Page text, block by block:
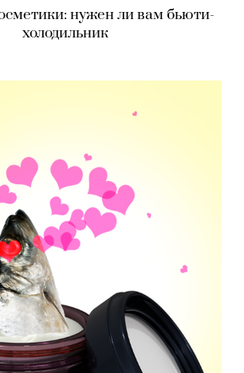
нужен ли вам бьюти-
холодильник